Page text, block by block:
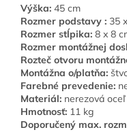
Výška: 45 cm
Rozmer podstavy : 35
Rozmer stĺpika: 8 x 8
Rozmer montážnej
Rozteč otvoru
Montážna o/platňa:
Farebné prevedenie:
Materiál: nerezová oceľ
Hmotnosť: 11 kg
Doporučený max.